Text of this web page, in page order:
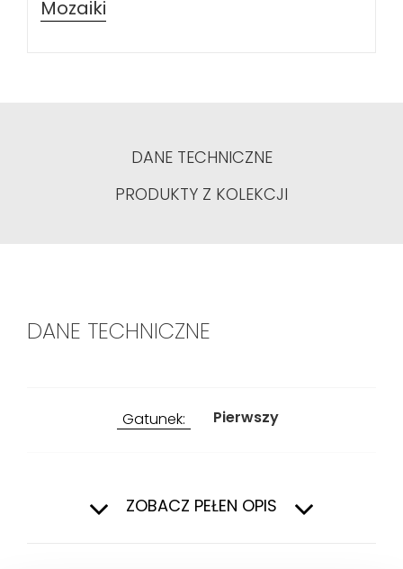
Mozaiki
DANE TECHNICZNE
PRODUKTY Z KOLEKCJI
DANE TECHNICZNE
Gatunek: Pierwszy
zewnątrz
ZOBACZ PEŁEN OPIS